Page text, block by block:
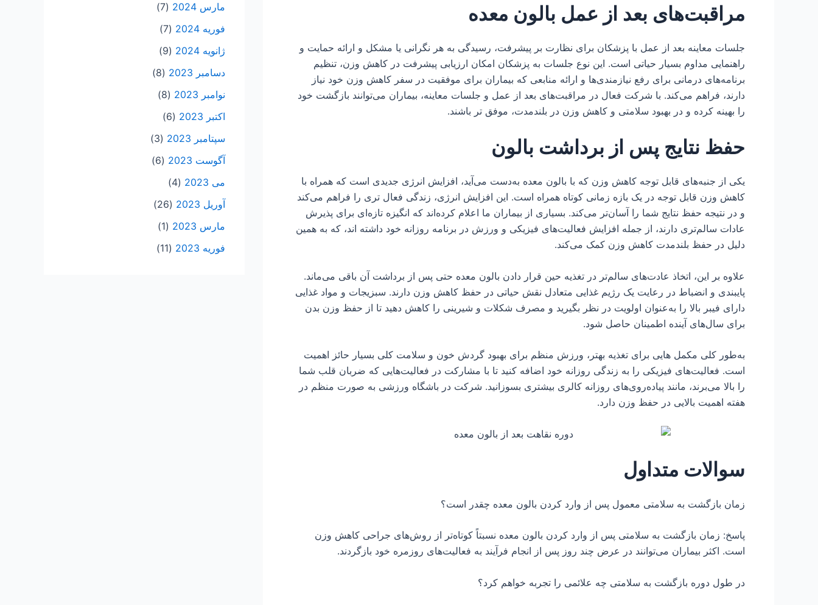
مراقبت‌های بعد از عمل بالون معده
جلسات معاینه بعد از عمل با پزشکان برای نظارت بر پیشرفت، رسیدگی به هر نگرانی یا مشکل و ارائه حمایت و
راهنمایی مداوم بسیار حیاتی است. این نوع جلسات به پزشکان امکان ارزیابی پیشرفت در کاهش وزن، تنظیم
برنامه‌های درمانی برای رفع نیازمندی‌ها و ارائه منابعی که بیماران برای موفقیت در سفر کاهش وزن خود نیاز
دارند، فراهم می‌کند. با شرکت فعال در مراقبت‌های بعد از عمل و جلسات معاینه، بیماران می‌توانند بازگشت خود
را بهینه کرده و در بهبود سلامتی و کاهش وزن در بلندمدت، موفق تر باشند.
حفظ نتایج پس از برداشت بالون
یکی از جنبه‌های قابل توجه کاهش وزن که با بالون معده به‌دست می‌آید، افزایش انرژی جدیدی است که همراه با
کاهش وزن قابل توجه در یک بازه زمانی کوتاه همراه است. این افزایش انرژی، زندگی‌ فعال تری را فراهم می‌کند
و در نتیجه حفظ نتایج شما را آسان‌تر می‌کند. بسیاری از بیماران ما اعلام کرده‌اند که انگیزه تازه‌ای برای پذیرش
عادات سالم‌تری دارند، از جمله افزایش فعالیت‌های فیزیکی و ورزش در برنامه روزانه خود داشته اند، که به همین
دلیل در حفظ بلندمدت کاهش وزن کمک می‌کند.
علاوه بر این، اتخاذ عادت‌های سالم‌تر در تغذیه حین قرار دادن بالون معده حتی پس از برداشت آن باقی می‌ماند.
پایبندی و انضباط در رعایت یک رژیم غذایی متعادل نقش حیاتی در حفظ کاهش وزن دارند. سبزیجات و مواد غذایی
دارای فیبر بالا را به‌عنوان اولویت در نظر بگیرید و مصرف شکلات و شیرینی را کاهش دهید تا از حفظ وزن بدن
برای سال‌های آینده اطمینان حاصل شود.
به‌طور کلی مکمل هایی برای تغذیه بهتر، ورزش منظم برای بهبود گردش خون و سلامت کلی بسیار حائز اهمیت
است. فعالیت‌های فیزیکی را به زندگی روزانه خود اضافه کنید تا با مشارکت در فعالیت‌هایی که ضربان قلب شما
را بالا می‌برند، مانند پیاده‌روی‌های روزانه کالری بیشتری بسوزانید. شرکت در باشگاه ورزشی به صورت منظم در
هفته اهمیت بالایی در حفظ وزن دارد.
سوالات متداول
زمان بازگشت به سلامتی معمول پس از وارد کردن بالون معده چقدر است؟
پاسخ: زمان بازگشت به سلامتی پس از وارد کردن بالون معده نسبتاً کوتاه‌تر از روش‌های جراحی کاهش وزن
است. اکثر بیماران می‌توانند در عرض چند روز پس از انجام فرآیند به فعالیت‌های روزمره خود بازگردند.
در طول دوره بازگشت به سلامتی چه علائمی را تجربه خواهم کرد؟
مارس 2024
(7)
فوریه 2024
(7)
ژانویه 2024
(9)
دسامبر 2023
(8)
نوامبر 2023
(8)
اکتبر 2023
(6)
سپتامبر 2023
(3)
آگوست 2023
(6)
می 2023
(4)
آوریل 2023
(26)
مارس 2023
(1)
فوریه 2023
(11)